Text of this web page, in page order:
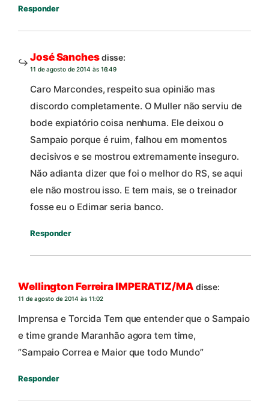
Responder
José Sanchesdisse:
11 de agosto de 2014 às 16:49
Caro Marcondes, respeito sua opinião mas
discordo completamente. O Muller não serviu de
bode expiatório coisa nenhuma. Ele deixou o
Sampaio porque é ruim, falhou em momentos
decisivos e se mostrou extremamente inseguro.
Não adianta dizer que foi o melhor do RS, se aqui
ele não mostrou isso. E tem mais, se o treinador
fosse eu o Edimar seria banco.
Responder
Wellington Ferreira IMPERATIZ/MA disse:
11 de agosto de 2014 às 11:02
Imprensa e Torcida Tem que entender que o Sampaio
e time grande Maranhão agora tem time,
”Sampaio Correa e Maior que todo Mundo”
Responder